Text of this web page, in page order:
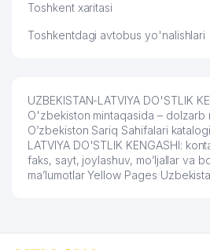
Toshkent xaritasi
Toshkentdagi avtobus yo'nalishlari
UZBEKISTAN-LATVIYA DO'STLIK
O'zbekiston mintaqasida – dolzarb
O’zbekiston Sariq Sahifalari
LATVIYA DO'STLIK KENGASHI:
faks, sayt, joylashuv, mo’ljallar va
ma’lumotlar Yellow Pages